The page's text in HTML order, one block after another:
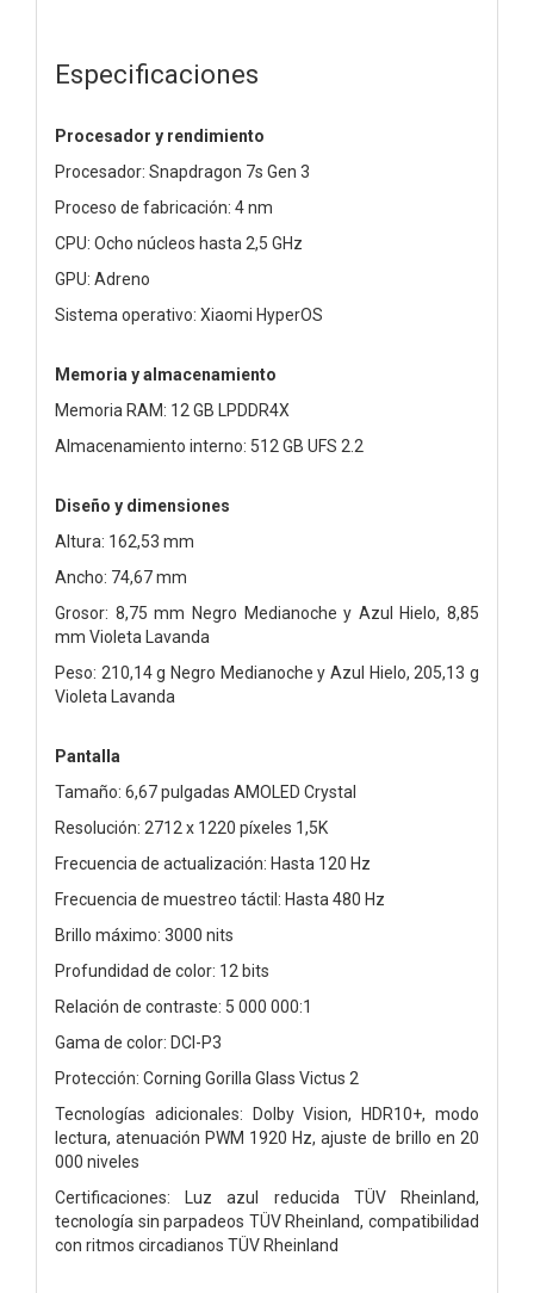
Especificaciones
Procesador y rendimiento
Procesador: Snapdragon 7s Gen 3
Proceso de fabricación: 4 nm
CPU: Ocho núcleos hasta 2,5 GHz
GPU: Adreno
Sistema operativo: Xiaomi HyperOS
Memoria y almacenamiento
Memoria RAM: 12 GB LPDDR4X
Almacenamiento interno: 512 GB UFS 2.2
Diseño y dimensiones
Altura: 162,53 mm
Ancho: 74,67 mm
Grosor: 8,75 mm Negro Medianoche y Azul Hielo, 8,85
mm Violeta Lavanda
Peso: 210,14 g Negro Medianoche y Azul Hielo, 205,13 g
Violeta Lavanda
Pantalla
Tamaño: 6,67 pulgadas AMOLED Crystal
Resolución: 2712 x 1220 píxeles 1,5K
Frecuencia de actualización: Hasta 120 Hz
Frecuencia de muestreo táctil: Hasta 480 Hz
Brillo máximo: 3000 nits
Profundidad de color: 12 bits
Relación de contraste: 5 000 000:1
Gama de color: DCI-P3
Protección: Corning Gorilla Glass Victus 2
Tecnologías adicionales: Dolby Vision, HDR10+, modo
lectura, atenuación PWM 1920 Hz, ajuste de brillo en 20
000 niveles
Certificaciones: Luz azul reducida TÜV Rheinland,
tecnología sin parpadeos TÜV Rheinland, compatibilidad
con ritmos circadianos TÜV Rheinland